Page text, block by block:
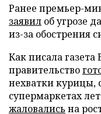
Ранее премьер-
заявил об угрозе
из-за обострения
Как писала
правительство
нехватки курицы,
супермаркетах
жаловалиcь на